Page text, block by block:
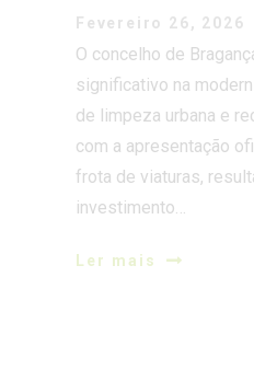
de limpeza urbana e
com a apresentação
frota de viaturas,
investimento…
Ler mais